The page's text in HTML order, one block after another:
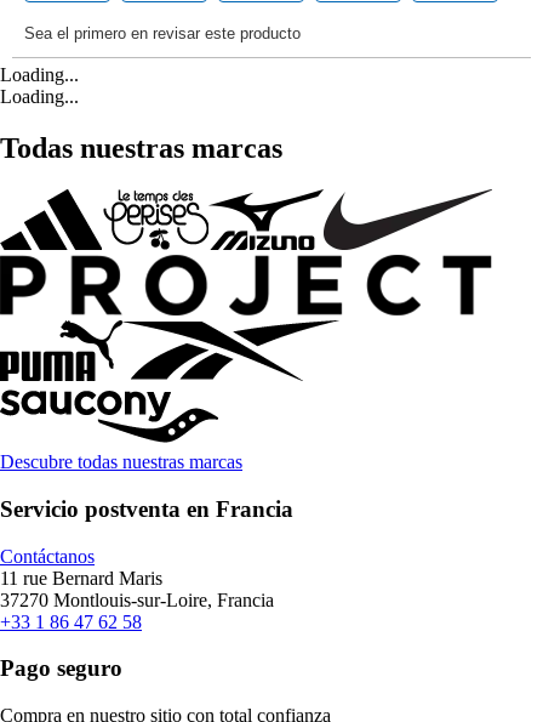
Loading...
Loading...
Todas nuestras marcas
Descubre todas nuestras marcas
Servicio postventa en Francia
Contáctanos
11 rue Bernard Maris
37270 Montlouis-sur-Loire, Francia
+33 1 86 47 62 58
Pago seguro
Compra en nuestro sitio con total confianza